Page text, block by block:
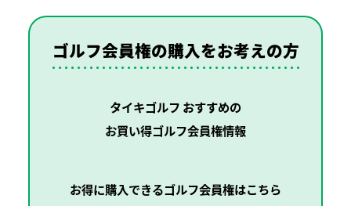
ゴルフ会員権の購入をお考えの方
タイキゴルフ おすすめの
お買い得ゴルフ会員権情報
お得に購入できるゴルフ会員権はこちら